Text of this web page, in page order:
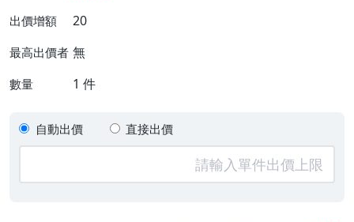
出價增額 20
最高出價者 無
數量 1 件
自動出價 直接出價